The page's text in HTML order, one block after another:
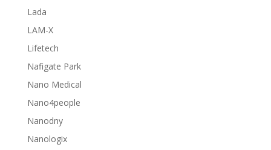
Lada
LAM-X
Lifetech
Nafigate Park
Nano Medical
Nano4people
Nanodny
Nanologix